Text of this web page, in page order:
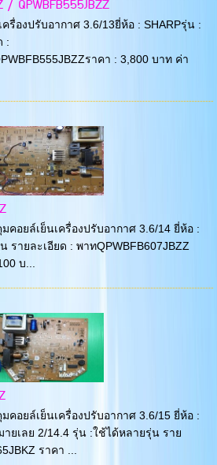
/ QPWBFB555JBZZ
รื่องปรับอากาศ 3.6/13ยี่ห้อ : SHARPรุ่น :
:
ราคา : 3,800 บาท ค่า
คอยล์เย็นเครื่องปรับอากาศ 3.6/14 ยี่ห้อ :
รายละเอียด : พาทQPWBFB607JBZZ
บ...
คอยล์เย็นเครื่องปรับอากาศ 3.6/15 ยี่ห้อ :
ยเลย 2/14.4 รุ่น :ใช้ได้หลายรุ่น ราย
ราคา ...